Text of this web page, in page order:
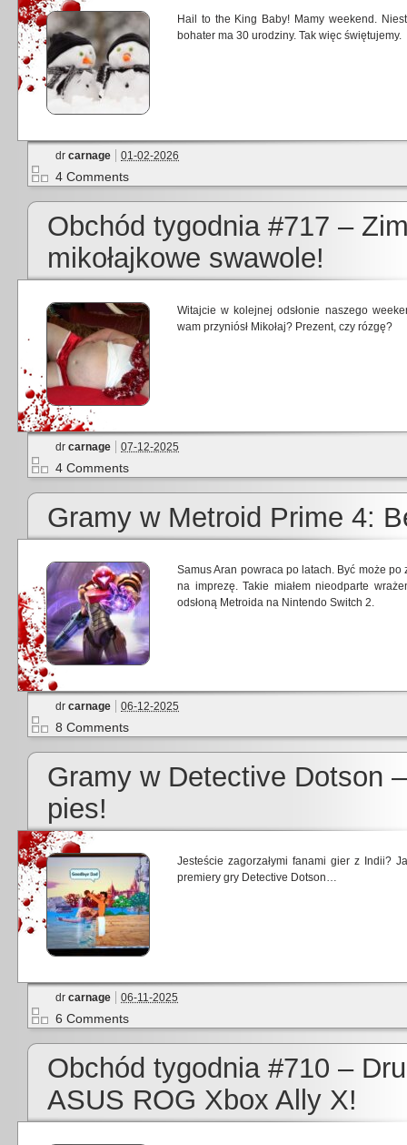
Hail to the King Baby! Mamy weekend.
bohater ma 30 urodziny. Tak więc świętujemy.
dr carnage 01-02-2026
4 Comments
Obchód tygodnia #717 –
mikołajkowe swawole!
Witajcie w kolejnej odsłonie naszego
wam przyniósł Mikołaj? Prezent, czy rózgę?
dr carnage 07-12-2025
4 Comments
Gramy w Metroid Prime 4:
Samus Aran powraca po latach. Być może
na imprezę. Takie miałem nieodparte
odsłoną Metroida na Nintendo Switch 2.
dr carnage 06-12-2025
8 Comments
Gramy w Detective Dotson
pies!
Jesteście zagorzałymi fanami gier z Indii?
premiery gry Detective Dotson…
dr carnage 06-11-2025
6 Comments
Obchód tygodnia #710 –
ASUS ROG Xbox Ally X!